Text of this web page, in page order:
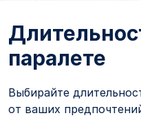
паралете
Выбирайте
от ваших